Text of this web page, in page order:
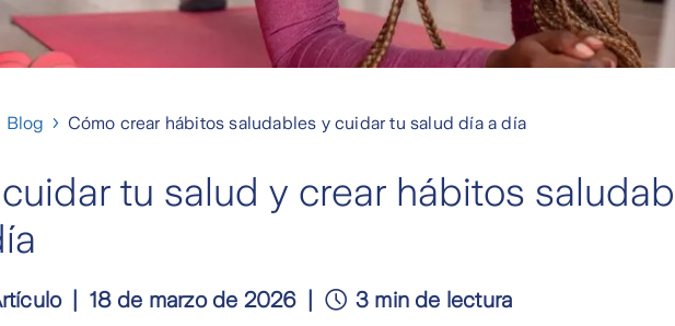
Blog Cómo crear hábitos saludables y cuidar tu salud día a día
tu salud y crear hábitos
18 de marzo de 2026 3 min de lectura